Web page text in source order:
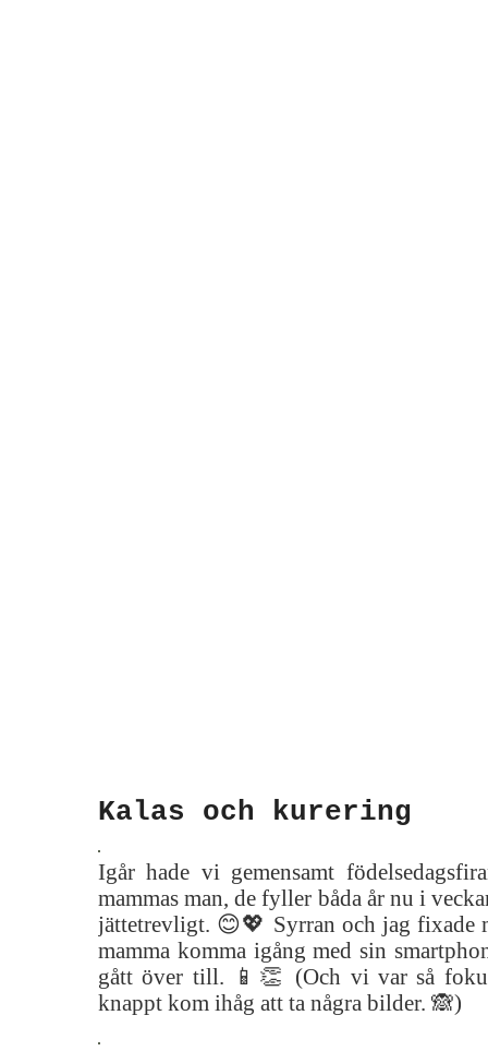
Kalas och kurering
Igår hade vi gemensamt
mammas man, de fyller båda år nu i
jättetrevligt. 😊💖 Syrran och jag fixade
mamma komma igång med sin
gått över till. 📱👏 (Och vi var så
knappt kom ihåg att ta några bilder. 🙈)